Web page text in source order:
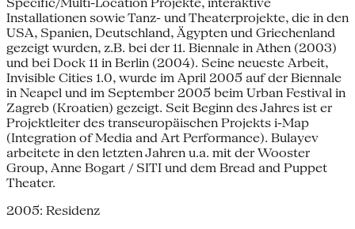
Installationen sowie Tanz- und Theaterprojekte, die in den
USA, Spanien, Deutschland, Ägypten und Griechenland
gezeigt wurden, z.B. bei der 11. Biennale in Athen (2003)
und bei Dock 11 in Berlin (2004). Seine neueste Arbeit,
Invisible Cities 1.0, wurde im April 2005 auf der Biennale
in Neapel und im September 2005 beim Urban Festival in
Zagreb (Kroatien) gezeigt. Seit Beginn des Jahres ist er
Projektleiter des transeuropäischen Projekts i-Map
(Integration of Media and Art Performance). Bulayev
arbeitete in den letzten Jahren u.a. mit der Wooster
Group, Anne Bogart / SITI und dem Bread and Puppet
Theater.
2005: Residenz